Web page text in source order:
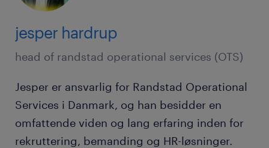
jesper hardrup
head of randstad operational services (OTS)
Jesper er ansvarlig for Randstad Operational
Services i Danmark, og han besidder en
omfattende viden og lang erfaring inden for
rekruttering, bemanding og HR-løsninger.